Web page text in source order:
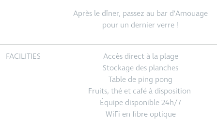
Après le dîner, passez au bar d’Amouage
pour un dernier verre !
FACILITIES
Accès direct à la plage
Stockage des planches
Table de ping pong
Fruits, thé et café à disposition
Équipe disponible 24h/7
WiFi en fibre optique